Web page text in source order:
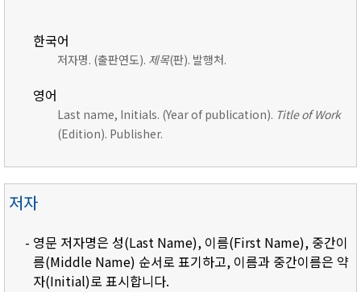
한국어
저자명. (출판연도). 제목(판). 발행처.
영어
Last name, Initials. (Year of publication). Title of Work
(Edition). Publisher.
저자
- 영문 저자명은 성(Last Name), 이름(First Name), 중간이
름(Middle Name) 순서로 표기하고, 이름과 중간이름은 약
자(Initial)로 표시합니다.